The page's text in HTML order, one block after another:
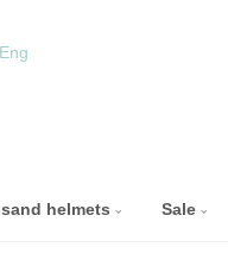
Eng
helmets Sale